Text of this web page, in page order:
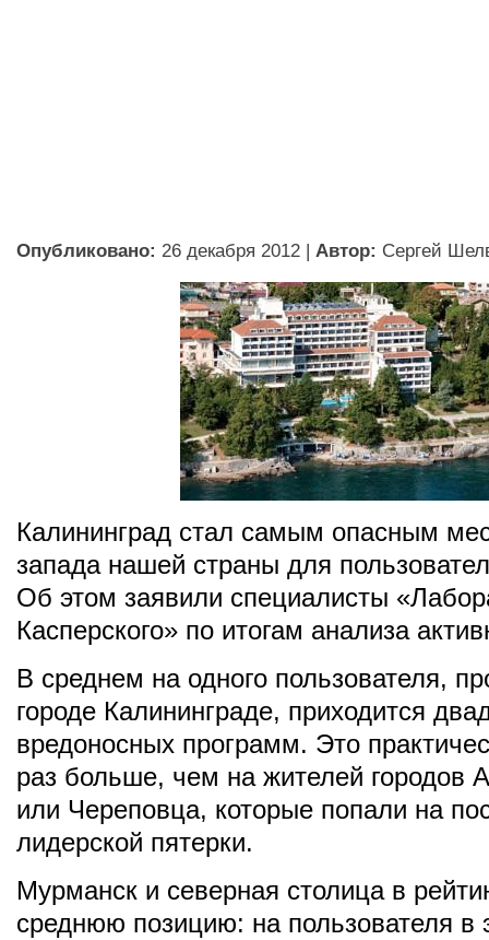
Опубликовано: 26 декабря 2012 | Автор: Сергей
Калининград стал самым опасным
запада нашей страны для
Об этом заявили специалисты
Касперского» по итогам анализа
В среднем на одного пользователя,
городе Калининграде, приходится
вредоносных программ. Это
раз больше, чем на жителей городов
или Череповца, которые попали на
лидерской пятерки.
Мурманск и северная столица в
среднюю позицию: на пользователя в